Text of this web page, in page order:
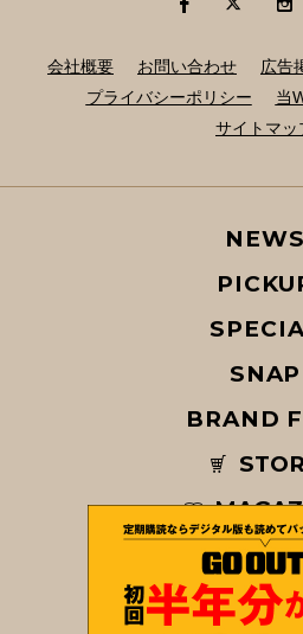
会社概要 お問い合わせ 広告
プライバシーポリシー
当
サイトマッ
NEWS
SNAP
BRAND